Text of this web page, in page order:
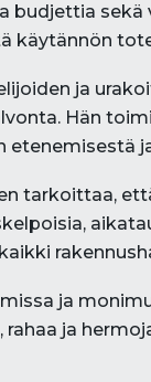
budjettia
käytännön
ja
Hän
tarkoittaa,
ja
ja